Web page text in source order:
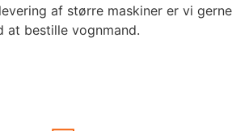
af større maskiner er vi gerne
at bestille vognmand.